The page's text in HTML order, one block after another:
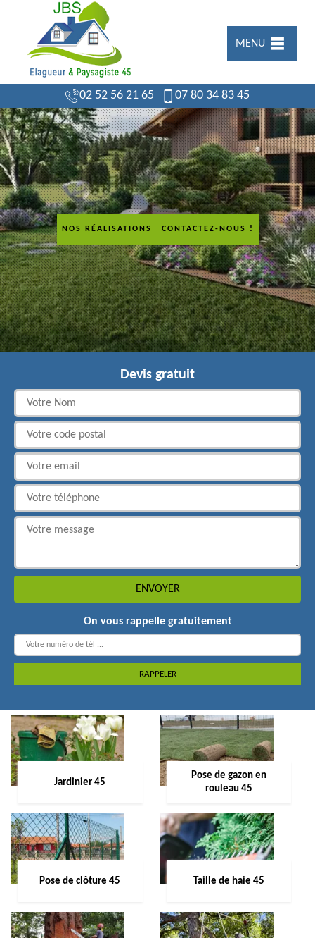
MENU
02 52 56 21 65 07 80 34 83 45
NOS RÉALISATIONS CONTACTEZ-NOUS !
Devis gratuit
On vous rappelle gratuitement
Jardinier 45
Pose de gazon en
rouleau 45
Pose de clôture 45 Taille de haie 45